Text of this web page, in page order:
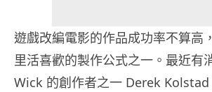
遊戲改編電影的作品成功率不算高
里活喜歡的製作公式之一。最近有
Wick 的創作者之一 Derek